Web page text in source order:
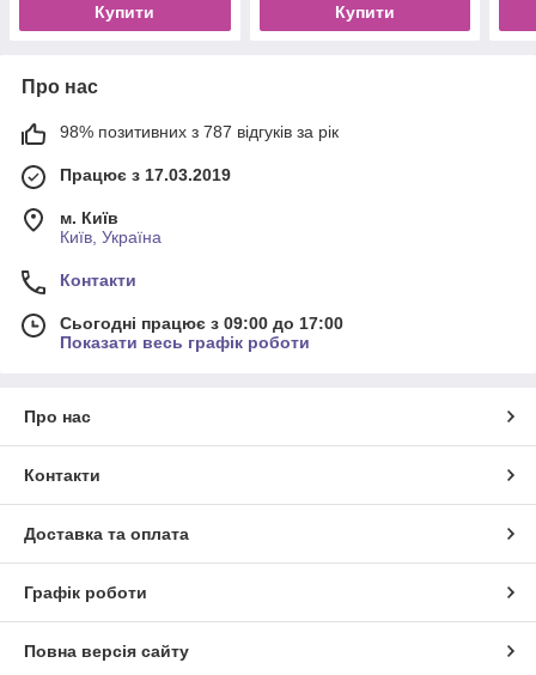
Купити Купити
Про нас
98% позитивних з 787 відгуків за рік
Працює з 17.03.2019
м. Київ
Київ, Україна
Контакти
Сьогодні працює з 09:00 до 17:00
Показати весь графік роботи
Про нас
Контакти
Доставка та оплата
Графік роботи
Повна версія сайту